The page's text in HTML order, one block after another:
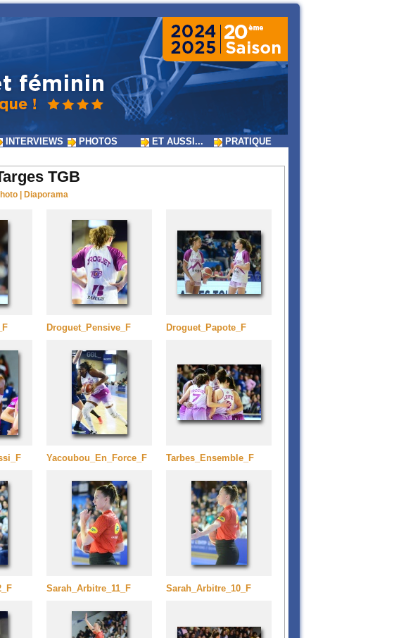
INTERVIEWS PHOTOS ET AUSSI... PRATIQUE
TGB
Diaporama
Droguet_Pensive_F Droguet_Papote_F
Yacoubou_En_Force_F Tarbes_Ensemble_F
Sarah_Arbitre_11_F Sarah_Arbitre_10_F